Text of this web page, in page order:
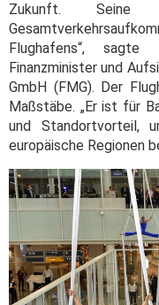
Zukunft. Seine
Flughafens“,
Finanzminister und
GmbH (FMG). Der
Maßstäbe. „Er ist für
und Standortvorteil,
europäische Regionen